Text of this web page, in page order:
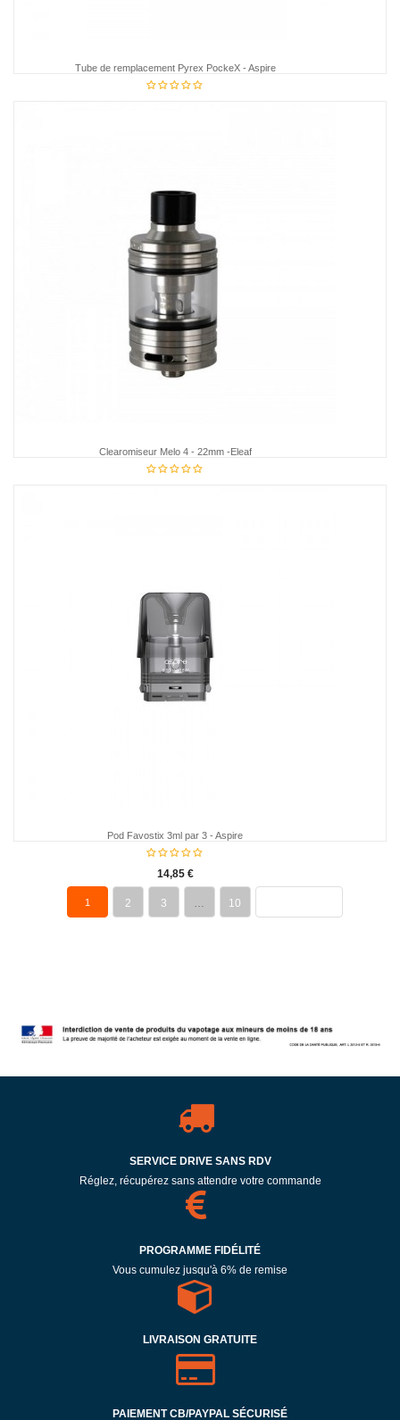
Tube de remplacement Pyrex PockeX - Aspire
Clearomiseur Melo 4 - 22mm -Eleaf
Pod Favostix 3ml par 3 - Aspire
14,85 €
1 2 3 10
SERVICE DRIVE SANS RDV
Réglez, récupérez sans attendre votre commande
PROGRAMME FIDÉLITÉ
Vous cumulez jusqu'à 6% de remise
LIVRAISON GRATUITE
PAIEMENT CB/PAYPAL SÉCURISÉ